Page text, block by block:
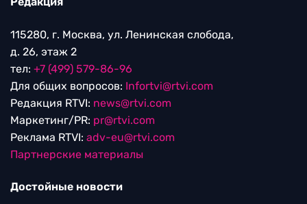
115280, г. Москва, ул. Ленинская слобода,
д. 26, этаж 2
тел: +7 (499) 579-86-96
Для общих вопросов: Infortvi@rtvi.com
Редакция RTVI: news@rtvi.com
Маркетинг/PR: pr@rtvi.com
Реклама RTVI: adv-eu@rtvi.com
Партнерские материалы
Достойные новости